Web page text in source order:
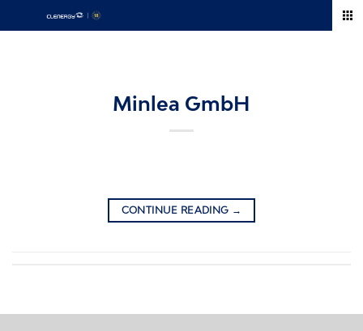
to
Minlea GmbH
CONTINUE READING →